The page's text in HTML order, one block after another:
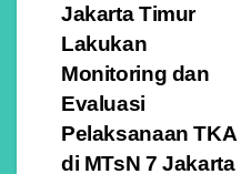
pos
Jakarta Timur
Lakukan
Monitoring dan
Evaluasi
Pelaksanaan TKA
di MTsN 7 Jakarta